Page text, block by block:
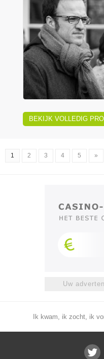
BEKIJK VOLLEDIG
1 2 3 4 5 »
Uw
Ik kwam, ik zocht, ik